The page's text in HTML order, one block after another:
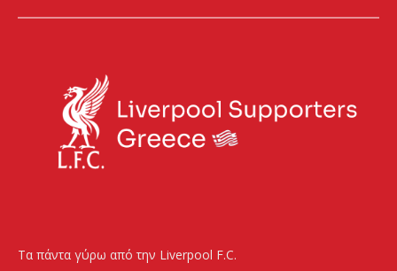
Τα πάντα γύρω από την Liverpool F.C.